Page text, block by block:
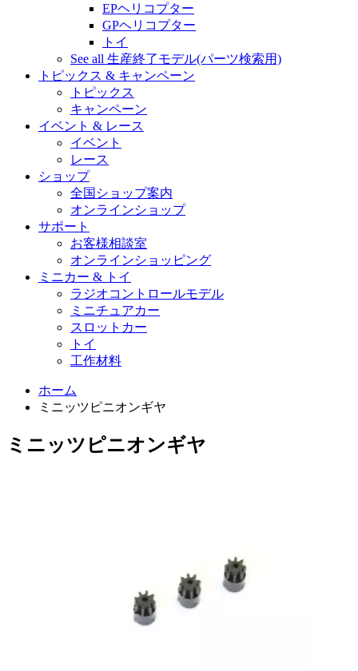
EPヘリコプター
GPヘリコプター
トイ
See all 生産終了モデル(パーツ検索用)
トピックス & キャンペーン
トピックス
キャンペーン
イベント & レース
イベント
レース
ショップ
全国ショップ案内
オンラインショップ
サポート
お客様相談室
オンラインショッピング
ミニカー & トイ
ラジオコントロールモデル
ミニチュアカー
スロットカー
トイ
工作材料
ホーム
ミニッツピニオンギヤ
ミニッツピニオンギヤ